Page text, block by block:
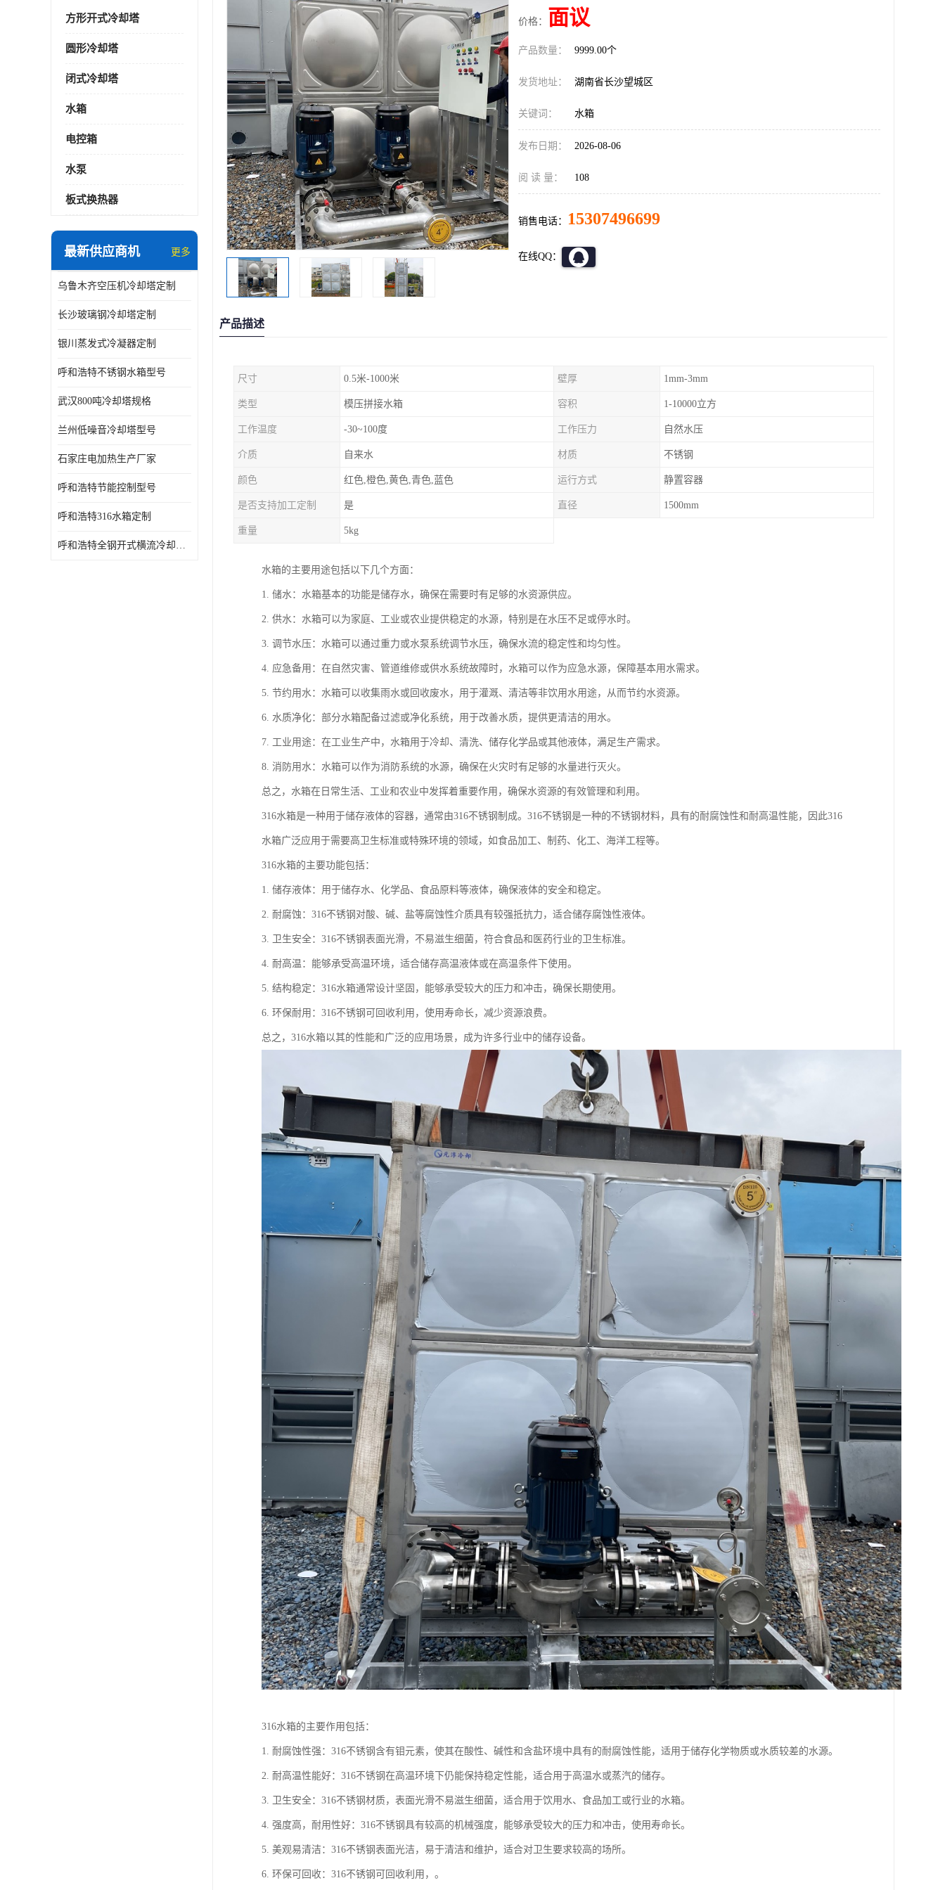
方形开式冷却塔
圆形冷却塔
闭式冷却塔
水箱
电控箱
水泵
板式换热器
最新供应商机 更多
乌鲁木齐空压机冷却塔定制
长沙玻璃钢冷却塔定制
银川蒸发式冷凝器定制
呼和浩特不锈钢水箱型号
武汉800吨冷却塔规格
兰州低噪音冷却塔型号
石家庄电加热生产厂家
呼和浩特节能控制型号
呼和浩特316水箱定制
呼和浩特全钢开式横流冷却塔型号
价格： 面议
产品数量： 9999.00个
发货地址： 湖南省长沙望城区
关键词： 水箱
发布日期： 2026-08-06
阅 读 量： 108
销售电话： 15307496699
在线QQ：
产品描述
尺寸 0.5米-1000米 壁厚 1mm-3mm
类型 模压拼接水箱 容积 1-10000立方
工作温度 -30~100度 工作压力 自然水压
介质 自来水 材质 不锈钢
颜色 红色,橙色,黄色,青色,蓝色 运行方式 静置容器
是否支持加工定制 是 直径 1500mm
重量 5kg
水箱的主要用途包括以下几个方面：
1. 储水：水箱基本的功能是储存水，确保在需要时有足够的水资源供应。
2. 供水：水箱可以为家庭、工业或农业提供稳定的水源，特别是在水压不足或停水时。
3. 调节水压：水箱可以通过重力或水泵系统调节水压，确保水流的稳定性和均匀性。
4. 应急备用：在自然灾害、管道维修或供水系统故障时，水箱可以作为应急水源，保障基本用水需求。
5. 节约用水：水箱可以收集雨水或回收废水，用于灌溉、清洁等非饮用水用途，从而节约水资源。
6. 水质净化：部分水箱配备过滤或净化系统，用于改善水质，提供更清洁的用水。
7. 工业用途：在工业生产中，水箱用于冷却、清洗、储存化学品或其他液体，满足生产需求。
8. 消防用水：水箱可以作为消防系统的水源，确保在火灾时有足够的水量进行灭火。
总之，水箱在日常生活、工业和农业中发挥着重要作用，确保水资源的有效管理和利用。
316水箱是一种用于储存液体的容器，通常由316不锈钢制成。316不锈钢是一种的不锈钢材料，具有的耐腐蚀性和耐高温性能，因此316
水箱广泛应用于需要高卫生标准或特殊环境的领域，如食品加工、制药、化工、海洋工程等。
316水箱的主要功能包括：
1. 储存液体：用于储存水、化学品、食品原料等液体，确保液体的安全和稳定。
2. 耐腐蚀：316不锈钢对酸、碱、盐等腐蚀性介质具有较强抵抗力，适合储存腐蚀性液体。
3. 卫生安全：316不锈钢表面光滑，不易滋生细菌，符合食品和医药行业的卫生标准。
4. 耐高温：能够承受高温环境，适合储存高温液体或在高温条件下使用。
5. 结构稳定：316水箱通常设计坚固，能够承受较大的压力和冲击，确保长期使用。
6. 环保耐用：316不锈钢可回收利用，使用寿命长，减少资源浪费。
总之，316水箱以其的性能和广泛的应用场景，成为许多行业中的储存设备。
316水箱的主要作用包括：
1. 耐腐蚀性强：316不锈钢含有钼元素，使其在酸性、碱性和含盐环境中具有的耐腐蚀性能，适用于储存化学物质或水质较差的水源。
2. 耐高温性能好：316不锈钢在高温环境下仍能保持稳定性能，适合用于高温水或蒸汽的储存。
3. 卫生安全：316不锈钢材质，表面光滑不易滋生细菌，适合用于饮用水、食品加工或行业的水箱。
4. 强度高，耐用性好：316不锈钢具有较高的机械强度，能够承受较大的压力和冲击，使用寿命长。
5. 美观易清洁：316不锈钢表面光洁，易于清洁和维护，适合对卫生要求较高的场所。
6. 环保可回收：316不锈钢可回收利用，。